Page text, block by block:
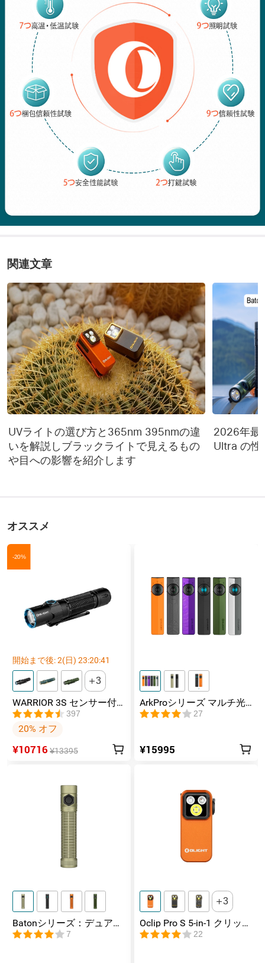
関連文章
UVライトの選び方と365nm 395nmの違
いを解説しブラックライトで見えるもの
や目への影響を紹介します
2026年最
Ultra の性
オススメ
-20%
開始まで後:2(日) 23:20:40
3
WARRIOR 3S センサー付
きタクティカルライト マ
グネット充電式 懐中電灯
397
20% オフ
¥10716¥13395
ArkProシリーズ マルチ光
源薄型フラッシュライト
27
¥15995
Batonシリーズ：デュアル
スイッチ搭載の高ルーメ
ンコンパクトEDC懐中電灯
7
3
Oclip Pro S 5-in-1 クリップ
式懐中電灯 UV & RGB 5光
源搭載 充電式ミニライト
22